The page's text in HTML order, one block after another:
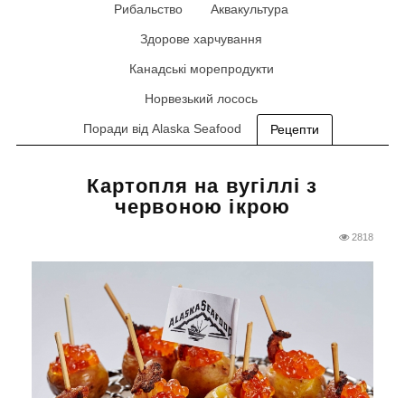
Рибальство Аквакультура
Здорове харчування
Канадські морепродукти
Норвезький лосось
Поради від Alaska Seafood Рецепти
Картопля на вугіллі з
червоною ікрою
2818